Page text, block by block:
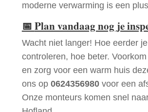
moderne verwarming is een
📅 Plan vandaag nog je
Wacht niet langer! Hoe eerder
controleren, hoe beter.
en zorg voor een warm huis
ons op 0624356980voor een
Onze monteurs komen snel